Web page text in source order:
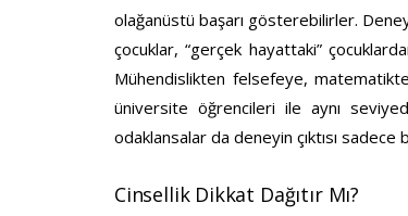
olağanüstü başarı gösterebilirler.
çocuklar, “gerçek hayattaki”
Mühendislikten felsefeye,
üniversite öğrencileri ile aynı
odaklansalar da deneyin çıktısı sadece
Cinsellik Dikkat Dağıtır Mı?